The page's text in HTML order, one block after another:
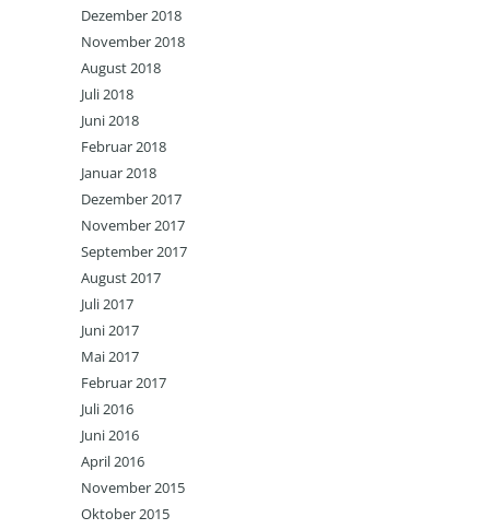
Dezember 2018
November 2018
August 2018
Juli 2018
Juni 2018
Februar 2018
Januar 2018
Dezember 2017
November 2017
September 2017
August 2017
Juli 2017
Juni 2017
Mai 2017
Februar 2017
Juli 2016
Juni 2016
April 2016
November 2015
Oktober 2015